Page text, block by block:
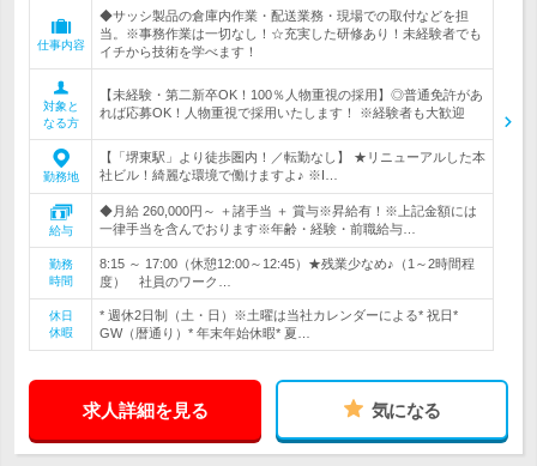
仕事内容
◆サッシ製品の倉庫内作業・配送業務・現場での取付などを担
当。※事務作業は一切なし！☆充実した研修あり！未経験者でも
イチから技術を学べます！
対象と
なる方
【未経験・第二新卒OK！100％人物重視の採用】◎普通免許があ
れば応募OK！人物重視で採用いたします！ ※経験者も大歓迎
勤務地
【「堺東駅」より徒歩圏内！／転勤なし】 ★リニューアルした本
社ビル！綺麗な環境で働けますよ♪ ※I…
給与
◆月給 260,000円～ ＋諸手当 ＋ 賞与※昇給有！※上記金額には
一律手当を含んでおります※年齢・経験・前職給与…
勤務
時間
8:15 ～ 17:00（休憩12:00～12:45）★残業少なめ♪（1～2時間程
度） 社員のワーク…
休日
休暇
* 週休2日制（土・日）※土曜は当社カレンダーによる* 祝日*
GW（暦通り）* 年末年始休暇* 夏…
求人詳細を見る 気になる